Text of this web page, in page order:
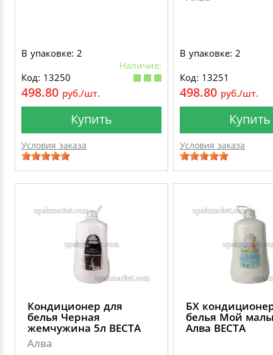
В упаковке: 2
Наличие:
Код: 13250
498.80 руб./шт.
Купить
Условия заказа
В упаковке: 2
Код: 13251
498.80 руб./шт.
Купить
Условия заказа
Кондиционер для
белья Черная
жемчужина 5л ВЕСТА
Алва
БХ
белья Мой
Алва ВЕСТА